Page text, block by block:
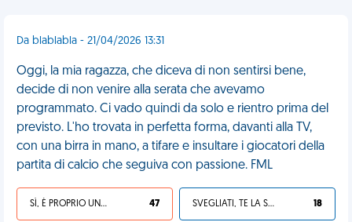
Da blablabla - 21/04/2026 13:31
Oggi, la mia ragazza, che diceva di non sentirsi bene,
decide di non venire alla serata che avevamo
programmato. Ci vado quindi da solo e rientro prima del
previsto. L'ho trovata in perfetta forma, davanti alla TV,
con una birra in mano, a tifare e insultare i giocatori della
partita di calcio che seguiva con passione. FML
SÌ, È PROPRIO UNA VDM! 47 SVEGLIATI, TE LA SEI CERCATA! 18